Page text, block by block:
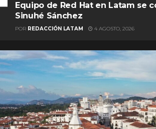
Equipo de Red Hat en Latam se
Sinuhé Sánchez
POR REDACCIÓN LATAM 4 AGOSTO, 2026